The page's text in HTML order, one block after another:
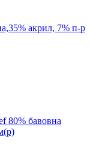
акрил, 7% п-р
80% бавовна